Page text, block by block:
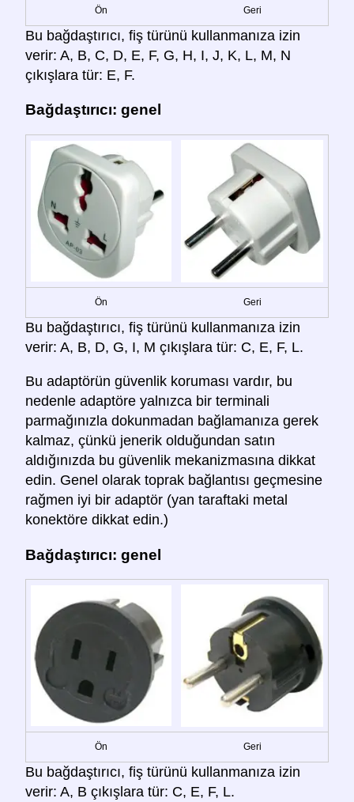
Ön Geri
Bu bağdaştırıcı, fiş türünü kullanmanıza izin
verir: A, B, C, D, E, F, G, H, I, J, K, L, M, N
çıkışlara tür: E, F.
Bağdaştırıcı: genel
Ön Geri
Bu bağdaştırıcı, fiş türünü kullanmanıza izin
verir: A, B, D, G, I, M çıkışlara tür: C, E, F, L.
Bu adaptörün güvenlik koruması vardır, bu
nedenle adaptöre yalnızca bir terminali
parmağınızla dokunmadan bağlamanıza gerek
kalmaz, çünkü jenerik olduğundan satın
aldığınızda bu güvenlik mekanizmasına dikkat
edin. Genel olarak toprak bağlantısı geçmesine
rağmen iyi bir adaptör (yan taraftaki metal
konektöre dikkat edin.)
Bağdaştırıcı: genel
Ön Geri
Bu bağdaştırıcı, fiş türünü kullanmanıza izin
verir: A, B çıkışlara tür: C, E, F, L.